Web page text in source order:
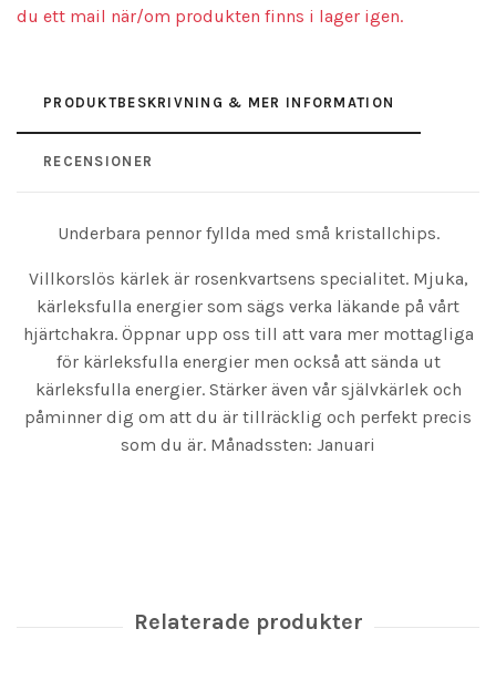
du ett mail när/om produkten finns i lager igen.
PRODUKTBESKRIVNING & MER INFORMATION
RECENSIONER
Underbara pennor fyllda med små kristallchips.
Villkorslös kärlek är rosenkvartsens specialitet. Mjuka,
kärleksfulla energier som sägs verka läkande på vårt
hjärtchakra. Öppnar upp oss till att vara mer mottagliga
för kärleksfulla energier men också att sända ut
kärleksfulla energier. Stärker även vår självkärlek och
påminner dig om att du är tillräcklig och perfekt precis
som du är. Månadssten: Januari